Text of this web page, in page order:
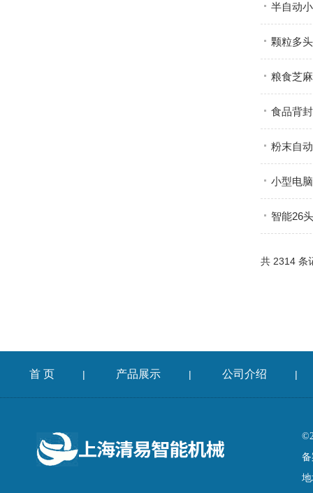
半自动
颗粒多
粮食芝
食品背
粉末自
小型电
智能26
共 2314
首 页 | 产品展示 | 公司介绍 |
备